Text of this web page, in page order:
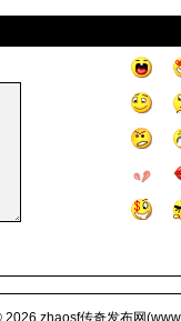
2026 zhaosf传奇发布网(